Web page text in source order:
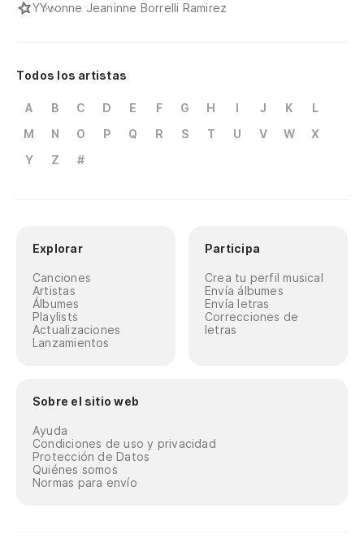
YYvonne Jeaninne Borrelli Ramirez
Todos los artistas
A B C D E F G H I J K
L
M
N O P Q R S T U V W
X
Y
Z #
Explorar
Canciones
Artistas
Álbumes
Playlists
Actualizaciones
Lanzamientos
Participa
Crea tu perfil musical
Envía álbumes
Envía letras
Correcciones de
letras
Sobre el sitio web
Ayuda
Condiciones de uso y privacidad
Protección de Datos
Quiénes somos
Normas para envío